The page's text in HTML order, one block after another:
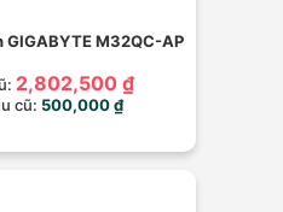
GIGABYTE M32QC-AP
2,802,500 ₫
cũ: 500,000 ₫